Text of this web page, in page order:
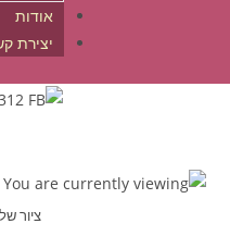
אודות
יצירת
ציור